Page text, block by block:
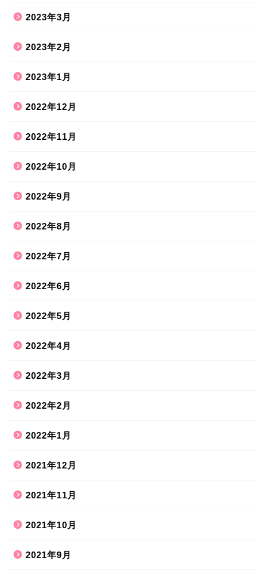
2023年3月
2023年2月
2023年1月
2022年12月
2022年11月
2022年10月
2022年9月
2022年8月
2022年7月
2022年6月
2022年5月
2022年4月
2022年3月
2022年2月
2022年1月
2021年12月
2021年11月
2021年10月
2021年9月